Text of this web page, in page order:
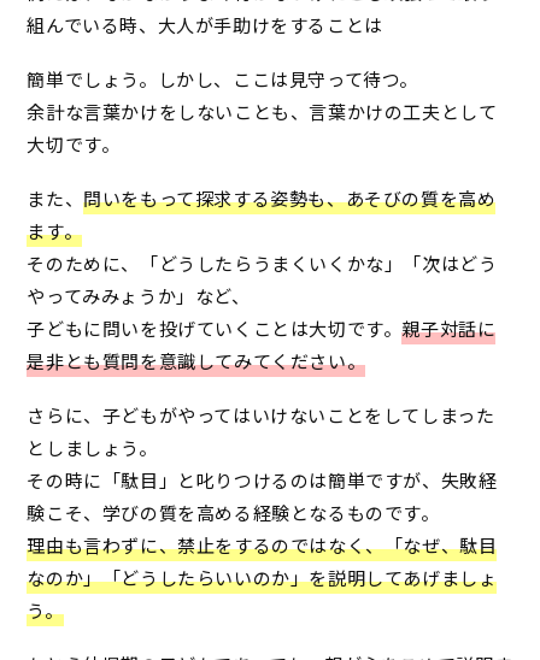
組んでいる時、大人が手助けをすることは
簡単でしょう。しかし、ここは見守って待つ。
余計な言葉かけをしないことも、言葉かけの工夫として
大切です。
また、問いをもって探求する姿勢も、あそびの質を高め
ます。
そのために、「どうしたらうまくいくかな」「次はどう
やってみみょうか」など、
子どもに問いを投げていくことは大切です。親子対話に
是非とも質問を意識してみてください。
さらに、子どもがやってはいけないことをしてしまった
としましょう。
その時に「駄目」と叱りつけるのは簡単ですが、失敗経
験こそ、学びの質を高める経験となるものです。
理由も言わずに、禁止をするのではなく、「なぜ、駄目
なのか」「どうしたらいいのか」を説明してあげましょ
う。